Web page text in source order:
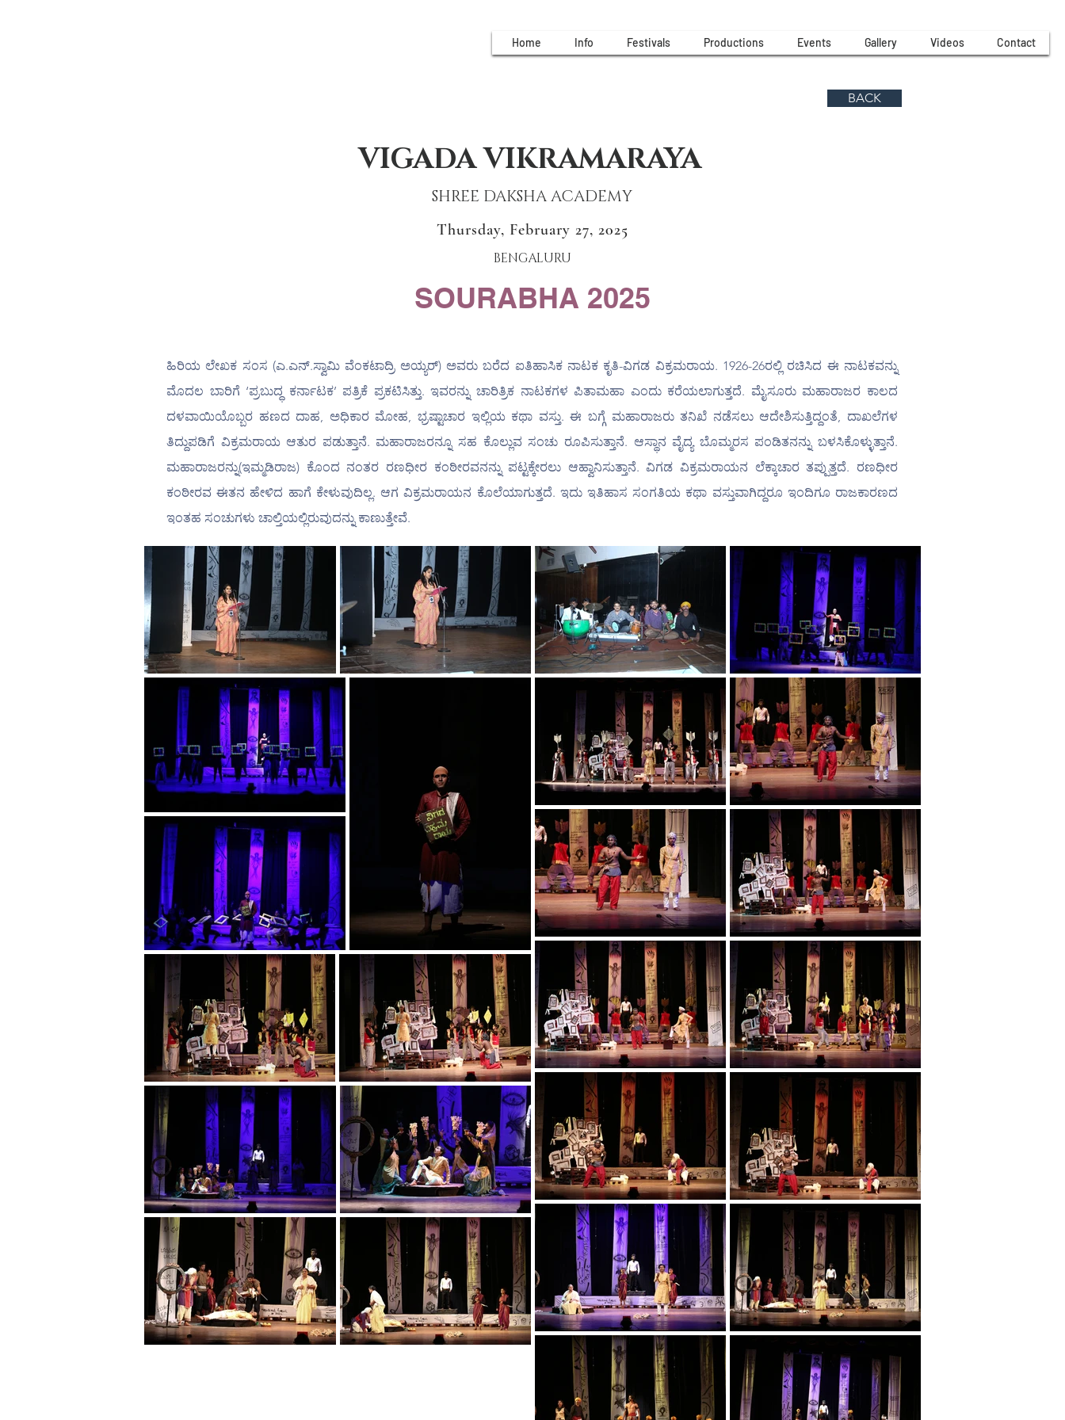
Home Info Festivals Productions Events Gallery Videos Contact
BACK
VIGADA VIKRAMARAYA
SHREE DAKSHA ACADEMY
Thursday, February 27, 2025
BENGALURU
SOURABHA 2025
ಹಿರಿಯ ಲೇಖಕ ಸಂಸ (ಎ.ಎನ್.ಸ್ವಾಮಿ ವೆಂಕಟಾದ್ರಿ ಅಯ್ಯರ್) ಅವರು ಬರೆದ ಐತಿಹಾಸಿಕ ನಾಟಕ ಕೃತಿ-ವಿಗಡ ವಿಕ್ರಮರಾಯ. 1926-26ರಲ್ಲಿ ರಚಿಸಿದ ಈ ನಾಟಕವನ್ನು
ಮೊದಲ ಬಾರಿಗೆ ‘ಪ್ರಬುದ್ಧ ಕರ್ನಾಟಕ’ ಪತ್ರಿಕೆ ಪ್ರಕಟಿಸಿತ್ತು. ಇವರನ್ನು ಚಾರಿತ್ರಿಕ ನಾಟಕಗಳ ಪಿತಾಮಹಾ ಎಂದು ಕರೆಯಲಾಗುತ್ತದೆ. ಮೈಸೂರು ಮಹಾರಾಜರ ಕಾಲದ
ದಳವಾಯಿಯೊಬ್ಬರ ಹಣದ ದಾಹ, ಅಧಿಕಾರ ಮೋಹ, ಭ್ರಷ್ಟಾಚಾರ ಇಲ್ಲಿಯ ಕಥಾ ವಸ್ತು. ಈ ಬಗ್ಗೆ ಮಹಾರಾಜರು ತನಿಖೆ ನಡೆಸಲು ಆದೇಶಿಸುತ್ತಿದ್ದಂತೆ, ದಾಖಲೆಗಳ
ತಿದ್ದುಪಡಿಗೆ ವಿಕ್ರಮರಾಯ ಆತುರ ಪಡುತ್ತಾನೆ. ಮಹಾರಾಜರನ್ನೂ ಸಹ ಕೊಲ್ಲುವ ಸಂಚು ರೂಪಿಸುತ್ತಾನೆ. ಆಸ್ಥಾನ ವೈದ್ಯ ಬೊಮ್ಮರಸ ಪಂಡಿತನನ್ನು ಬಳಸಿಕೊಳ್ಳುತ್ತಾನೆ.
ಮಹಾರಾಜರನ್ನು(ಇಮ್ಮಡಿರಾಜ) ಕೊಂದ ನಂತರ ರಣಧೀರ ಕಂಠೀರವನನ್ನು ಪಟ್ಟಕ್ಕೇರಲು ಆಹ್ವಾನಿಸುತ್ತಾನೆ. ವಿಗಡ ವಿಕ್ರಮರಾಯನ ಲೆಕ್ಕಾಚಾರ ತಪ್ಪುತ್ತದೆ. ರಣಧೀರ
ಕಂಠೀರವ ಈತನ ಹೇಳಿದ ಹಾಗೆ ಕೇಳುವುದಿಲ್ಲ. ಆಗ ವಿಕ್ರಮರಾಯನ ಕೊಲೆಯಾಗುತ್ತದೆ. ಇದು ಇತಿಹಾಸ ಸಂಗತಿಯ ಕಥಾ ವಸ್ತುವಾಗಿದ್ದರೂ ಇಂದಿಗೂ ರಾಜಕಾರಣದ
ಇಂತಹ ಸಂಚುಗಳು ಚಾಲ್ತಿಯಲ್ಲಿರುವುದನ್ನು ಕಾಣುತ್ತೇವೆ.